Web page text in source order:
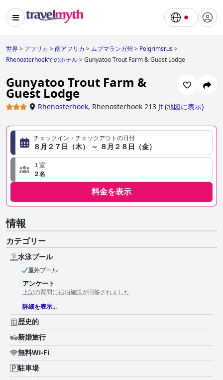
世界> アフリカ >南アフリカ >ムプマランガ州 > Pelgrimsrus>
Rhenosterhoekでのホテル>Gunyatoo Trout Farm & Guest Lodge
Gunyatoo Trout Farm &
Guest Lodge
Rhenosterhoek, Rhenosterhoek 213 Jt (地図に表示)
チェックイン・チェックアウトの日付
８月２７日（木） ～ ８月２８日（金）
１室
２名
料金を表示
情報
カテゴリー
水泳プール
屋外プール
アンケート
上記の質問に宿泊施設が回答されました
詳細を表示...
歴史的
新婚旅行
無料Wi-Fi
駐車場